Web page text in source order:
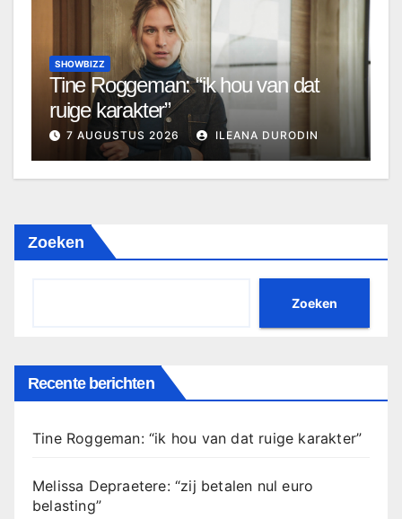
SHOWBIZZ
Tine Roggeman: “ik hou van dat
ruige karakter”
7 AUGUSTUS 2026 ILEANA DURODIN
Zoeken
Zoeken
Recente berichten
Tine Roggeman: “ik hou van dat ruige karakter”
Melissa Depraetere: “zij betalen nul euro
belasting”